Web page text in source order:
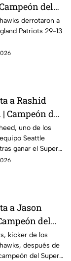
del
LX con los
derrotaron a
Patriots 29-13
a Rashid
Campeón del
LX con los
uno de los
Seattle
ganar el Super
una victoria
a Jason
del
LX con los
kicker de los
después de
del Super